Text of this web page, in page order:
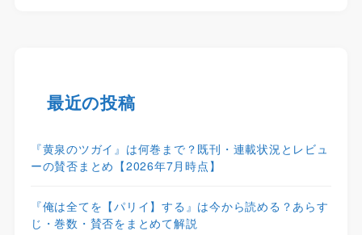
最近の投稿
『黄泉のツガイ』は何巻まで？既刊・連載状況とレビュ
ーの賛否まとめ【2026年7月時点】
『俺は全てを【パリイ】する』は今から読める？あらす
じ・巻数・賛否をまとめて解説